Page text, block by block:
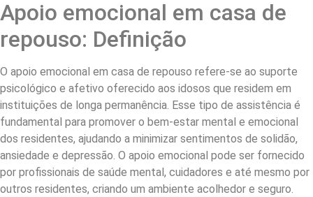
Apoio emocional em casa de
repouso: Definição
O apoio emocional em casa de repouso refere-se ao suporte
psicológico e afetivo oferecido aos idosos que residem em
instituições de longa permanência. Esse tipo de assistência é
fundamental para promover o bem-estar mental e emocional
dos residentes, ajudando a minimizar sentimentos de solidão,
ansiedade e depressão. O apoio emocional pode ser fornecido
por profissionais de saúde mental, cuidadores e até mesmo por
outros residentes, criando um ambiente acolhedor e seguro.